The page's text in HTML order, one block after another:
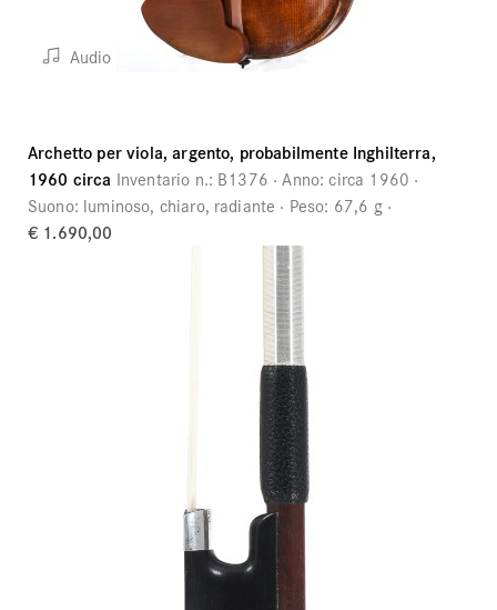
Audio
Archetto per viola, argento, probabilmente Inghilterra,
1960 circa Inventario n.: B1376 Anno:circa 1960
Suono: luminoso, chiaro, radiante Peso: 67,6 g
€ 1.690,00